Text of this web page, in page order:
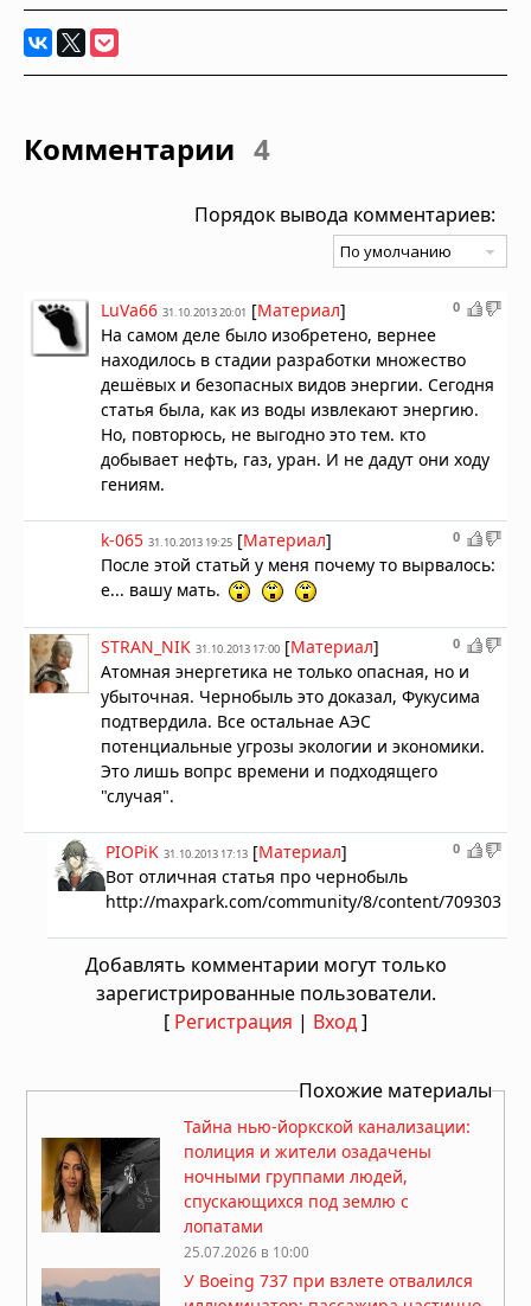
Комментарии 4
Порядок вывода комментариев:
0
LuVa66 31.10.2013 20:01 [Материал]
На самом деле было изобретено, вернее
находилось в стадии разработки множество
дешёвых и безопасных видов энергии. Сегодня
статья была, как из воды извлекают энергию.
Но, повторюсь, не выгодно это тем. кто
добывает нефть, газ, уран. И не дадут они ходу
гениям.
0
k-065 31.10.2013 19:25 [Материал]
После этой статьй у меня почему то вырвалось:
е... вашу мать.
0
STRAN_NIK 31.10.2013 17:00 [Материал]
Атомная энергетика не только опасная, но и
убыточная. Чернобыль это доказал, Фукусима
подтвердила. Все остальнае АЭС
потенциальные угрозы экологии и экономики.
Это лишь вопрс времени и подходящего
"случая".
0
PIOPiK 31.10.2013 17:13 [Материал]
Вот отличная статья про чернобыль
http://maxpark.com/community/8/content/709303
Добавлять комментарии могут только
зарегистрированные пользователи.
[ Регистрация | Вход]
Похожие материалы
Тайна нью-йоркской канализации:
полиция и жители озадачены
ночными группами людей,
спускающихся под землю с
лопатами
25.07.2026 в 10:00
У Boeing 737 при взлете отвалился